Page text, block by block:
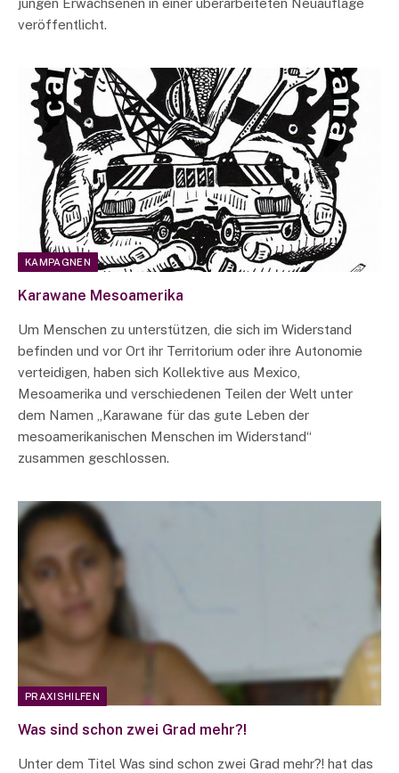
veröffentlicht.
KAMPAGNEN
Karawane Mesoamerika
Um Menschen zu unterstützen, die sich im Widerstand
befinden und vor Ort ihr Territorium oder ihre Autonomie
verteidigen, haben sich Kollektive aus Mexico,
Mesoamerika und verschiedenen Teilen der Welt unter
dem Namen „Karawane für das gute Leben der
mesoamerikanischen Menschen im Widerstand“
zusammen geschlossen.
PRAXISHILFEN
Was sind schon zwei Grad mehr?!
Unter dem Titel Was sind schon zwei Grad mehr?! hat das